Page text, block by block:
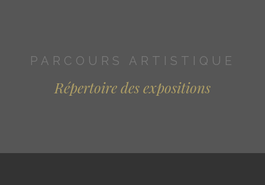
PARCOURS ARTISTIQUE
Répertoire des expositions